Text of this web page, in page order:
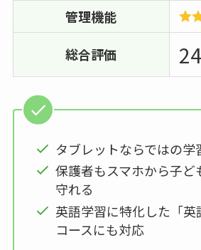
管理機能
総合評価 24
タブレットならではの学
保護者もスマホから子ど
守れる
英語学習に特化した「英
コースにも対応